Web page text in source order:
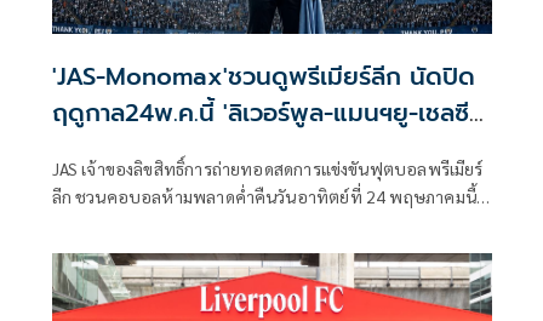
'JAS-Monomax'ชวนดูพรีเมียร์ลีก นัดปิด
ฤดูกาล24พ.ค.นี้ 'ลิเวอร์พูล-แมนฯยู-เชลซี-
ซิตี้เตะส่งท้าย
JAS เจ้าของลิขสิทธิ์การถ่ายทอดสดการแข่งขันฟุตบอลพรีเมียร์
ลีก ชวนคอบอลห้ามพลาดค่ำคืนวันอาทิตย์ที่ 24 พฤษภาคมนี้
2025/26 ที่เดินทางมาถึง “แมตช์เดย์สุดท้าย” ซึ่งแฟนบอลทั่ว
โลกตั้งตารอ เพราะทุกคู่เตะพร้อมกัน แม้ตำแหน่งแชมป์จะได้
บทสรุปเรียบร้อยแล้ว แต่ละสนามล้วนมีเดิมพันและเรื่องราวให้